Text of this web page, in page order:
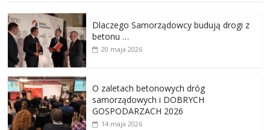
Dlaczego Samorządowcy budują drogi z
betonu …
20 maja 2026
O zaletach betonowych dróg
samorządowych i DOBRYCH
GOSPODARZACH 2026
14 maja 2026